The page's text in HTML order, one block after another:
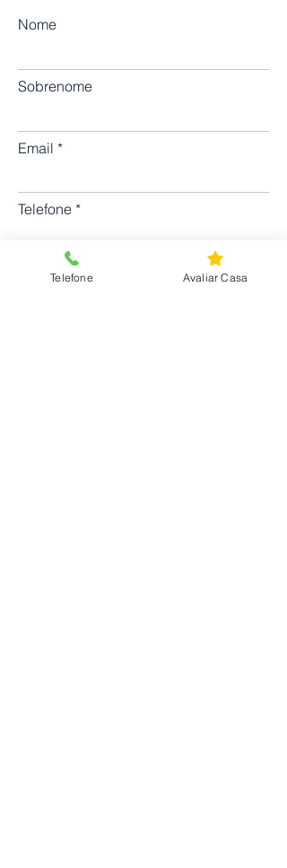
Nome
Sobrenome
Email
Telefone
Telefone Avaliar Casa